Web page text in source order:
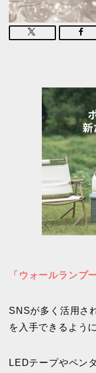
「ウォールランプ
SNSが多く活用さ
を入手できるよう
LEDテープやペン